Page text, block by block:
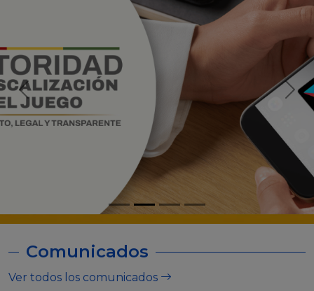
Comunicados
Ver todos los comunicados